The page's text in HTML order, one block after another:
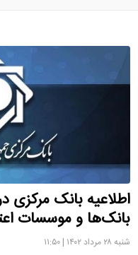
اطلاعیه بانک
بانک‌ها و موسسات
شنبه ۲۸ مرداد ۱۴۰۲ | ۱۱:۵۰